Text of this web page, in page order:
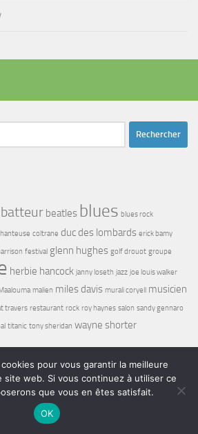
batteur beatles blues blues rock
coltrane duc des lombards erick bamy
festival glenn hughes golf drouot groupe
herbie hancock janny loseth jazz joe louis walker
malien miles davis murali coryell musicien
travers restaurant rock roy haynes salon sandy gennaro
titanic tony sheridan wayne shorter
© 2026. Tous droits réservés.
pour vous garantir la meilleure
site web. Si vous continuez à utiliser ce
que vous en êtes satisfait.
OK